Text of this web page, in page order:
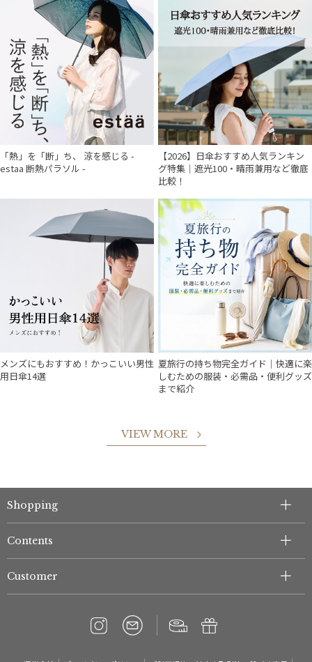
件
「熱」を「断」ち、 涼を感じる -
estaa 断熱パラソル -
【2026】日傘おすすめ人気ランキン
グ特集｜遮光100・晴雨兼用など徹底
比較！
メンズにもおすすめ！かっこいい男性
用日傘14選
夏旅行の持ち物完全ガイド｜快適に楽
しむための服装・必需品・便利グッズ
まで紹介
VIEW MORE
Shopping
Contents
Customer